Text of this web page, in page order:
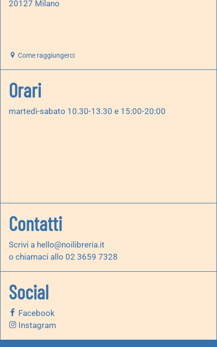
20127 Milano
Come raggiungerci
Orari
martedì-sabato 10.30-13.30 e 15:00-20:00
Contatti
Scrivi a hello@noilibreria.it
o chiamaci allo 02 3659 7328
Social
Facebook
Instagram